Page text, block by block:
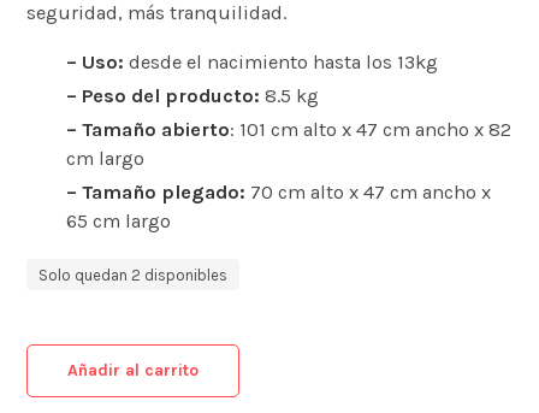
seguridad, más tranquilidad.
– Uso: desde el nacimiento hasta los 13kg
– Peso del producto: 8.5 kg
– Tamaño abierto: 101 cm alto x 47 cm ancho x 82
cm largo
– Tamaño plegado: 70 cm alto x 47 cm ancho x
65 cm largo
Solo quedan 2 disponibles
Añadir al carrito